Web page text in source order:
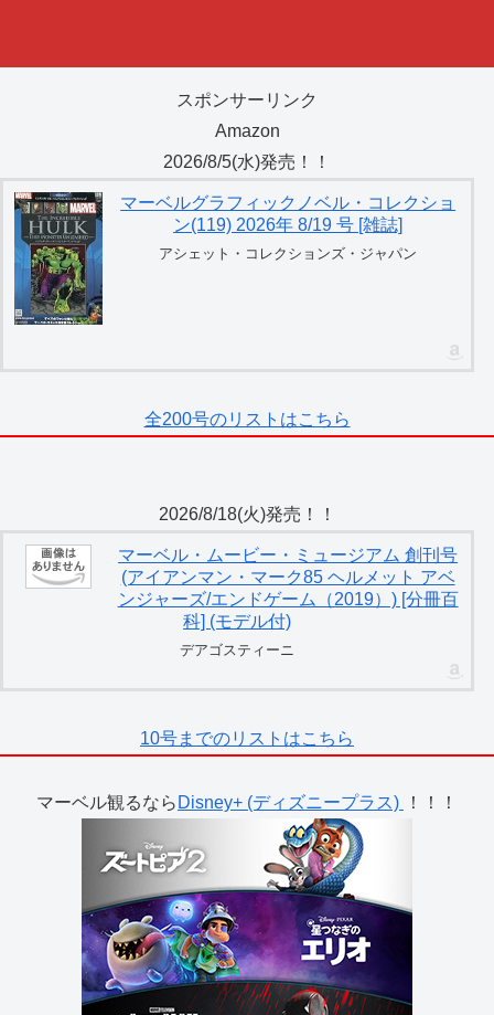
スポンサーリンク
Amazon
2026/8/5(水)発売！！
マーベルグラフィックノベル・コレクショ
ン(119) 2026年 8/19 号 [雑誌]
アシェット・コレクションズ・ジャパン
全200号のリストはこちら
2026/8/18(火)発売！！
マーベル・ムービー・ミュージアム 創刊号
(アイアンマン・マーク85 ヘルメット アベ
ンジャーズ/エンドゲーム（2019）) [分冊百
科] (モデル付)
デアゴスティーニ
10号までのリストはこちら
マーベル観るなら Disney+ (ディズニープラス) ！！！